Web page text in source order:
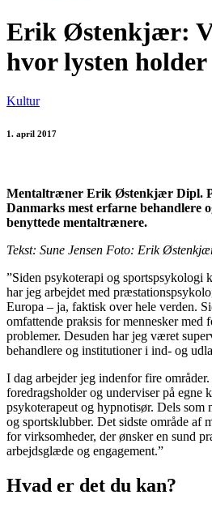
Erik Østenkjær:
hvor lysten holder
Kultur
1. april 2017
Mentaltræner Erik Østenkjær Dipl.
Danmarks mest erfarne behandlere
benyttede mentaltrænere.
Tekst: Sune Jensen Foto: Erik
”Siden psykoterapi og sportspsykologi
har jeg arbejdet med
Europa – ja, faktisk over hele verden.
omfattende praksis for mennesker med
problemer. Desuden har jeg været
behandlere og institutioner i ind- og
I dag arbejder jeg indenfor fire
foredragsholder og underviser på egne
psykoterapeut og hypnotisør. Dels
og sportsklubber. Det sidste område af
for virksomheder, der ønsker en sund
arbejdsglæde og engagement.”
Hvad er det du kan?